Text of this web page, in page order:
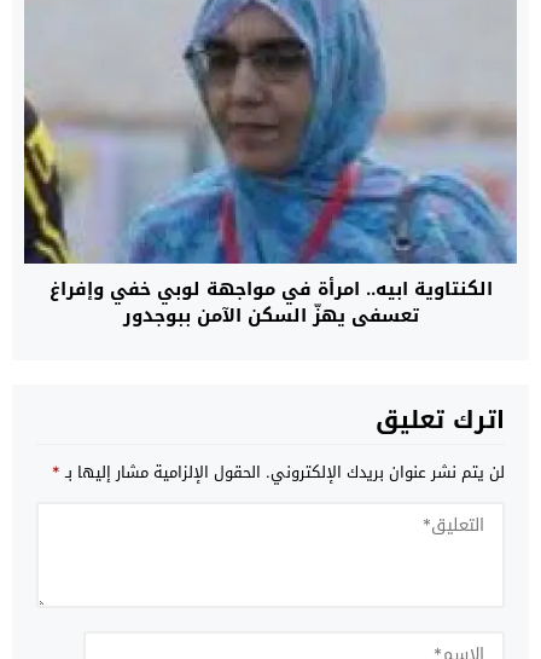
الكنتاوية ابيه.. امرأة في مواجهة لوبي خفي وإفراغ
تعسفي يهزّ السكن الآمن ببوجدور
اترك تعليق
لن يتم نشر عنوان بريدك الإلكتروني. الحقول الإلزامية مشار إليها بـ*